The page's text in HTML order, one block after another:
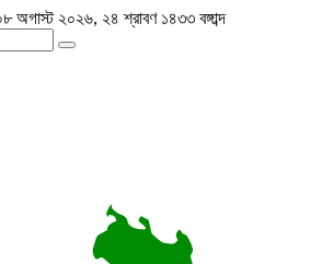
অগাস্ট ২০২৬, ২৪ শ্রাবণ ১৪৩৩ বঙ্গাব্দ